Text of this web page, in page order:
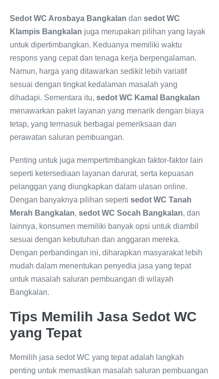
Sedot WC Arosbaya Bangkalan dan sedot WC
Klampis Bangkalan juga merupakan pilihan yang layak
untuk dipertimbangkan. Keduanya memiliki waktu
respons yang cepat dan tenaga kerja berpengalaman.
Namun, harga yang ditawarkan sedikit lebih variatif
sesuai dengan tingkat kedalaman masalah yang
dihadapi. Sementara itu, sedot WC Kamal Bangkalan
menawarkan paket layanan yang menarik dengan biaya
tetap, yang termasuk berbagai pemeriksaan dan
perawatan saluran pembuangan.
Penting untuk juga mempertimbangkan faktor-faktor lain
seperti ketersediaan layanan darurat, serta kepuasan
pelanggan yang diungkapkan dalam ulasan online.
Dengan banyaknya pilihan seperti sedot WC Tanah
Merah Bangkalan, sedot WC Socah Bangkalan, dan
lainnya, konsumen memiliki banyak opsi untuk diambil
sesuai dengan kebutuhan dan anggaran mereka.
Dengan perbandingan ini, diharapkan masyarakat lebih
mudah dalam menentukan penyedia jasa yang tepat
untuk masalah saluran pembuangan di wilayah
Bangkalan.
Tips Memilih Jasa Sedot WC
yang Tepat
Memilih jasa sedot WC yang tepat adalah langkah
penting untuk memastikan masalah saluran pembuangan